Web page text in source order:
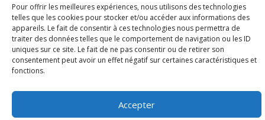
Pour offrir les meilleures expériences, nous utilisons des technologies
telles que les cookies pour stocker et/ou accéder aux informations des
appareils. Le fait de consentir à ces technologies nous permettra de
traiter des données telles que le comportement de navigation ou les ID
uniques sur ce site. Le fait de ne pas consentir ou de retirer son
consentement peut avoir un effet négatif sur certaines caractéristiques et
fonctions.
Accepter
06 Juil 2026
Étude d’évaluabilité des Structures
d’accompagnement à l’autocréation d’emploi (SAACE)
01 Juil 2026
Pénurie du personnel infirmier :quels indicateurs
Wallonie ?